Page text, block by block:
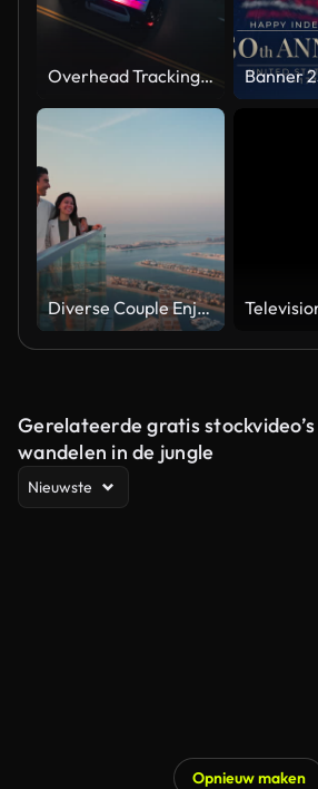
Overhead Tracking Drone Shot of a Police Car Driving on a City Street with Lights On at Night
Diverse Couple Enjoying Sunset Views from High Rise Sky Deck Overlooking Palm Jumeirah
Gerelateerde gratis
wandelen in de jungle
Nieuwste
Opnieuw maken